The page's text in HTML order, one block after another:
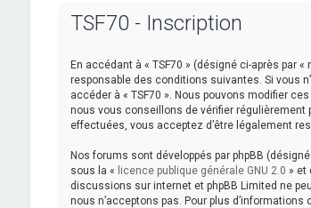
TSF70 - Inscription
En accédant à « TSF70 » (désigné ci-après par
responsable des conditions suivantes. Si vous
accéder à « TSF70 ». Nous pouvons modifier
nous vous conseillons de vérifier régulièrement
effectuées, vous acceptez d’être légalement
Nos forums sont développés par phpBB
sous la « licence publique générale GNU 2.0 » et
discussions sur internet et phpBB Limited ne
nous n’acceptons pas. Pour plus